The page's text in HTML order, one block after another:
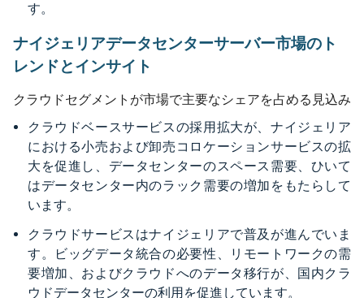
す。
ナイジェリアデータセンターサーバー市場のト
レンドとインサイト
クラウドセグメントが市場で主要なシェアを占める見込み
クラウドベースサービスの採用拡大が、ナイジェリア
における小売および卸売コロケーションサービスの拡
大を促進し、データセンターのスペース需要、ひいて
はデータセンター内のラック需要の増加をもたらして
います。
クラウドサービスはナイジェリアで普及が進んでいま
す。ビッグデータ統合の必要性、リモートワークの需
要増加、およびクラウドへのデータ移行が、国内クラ
ウドデータセンターの利用を促進しています。